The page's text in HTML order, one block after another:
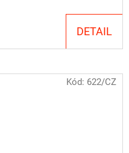
DETAIL
Kód: 622/CZ